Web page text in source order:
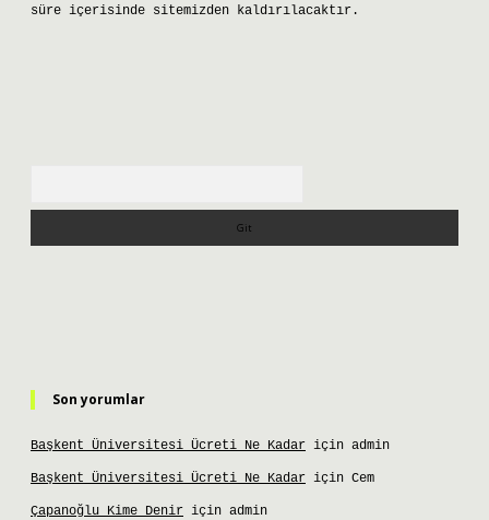
süre içerisinde sitemizden kaldırılacaktır.
Son yorumlar
Başkent Üniversitesi Ücreti Ne Kadar için admin
Başkent Üniversitesi Ücreti Ne Kadar için Cem
Çapanoğlu Kime Denir için admin